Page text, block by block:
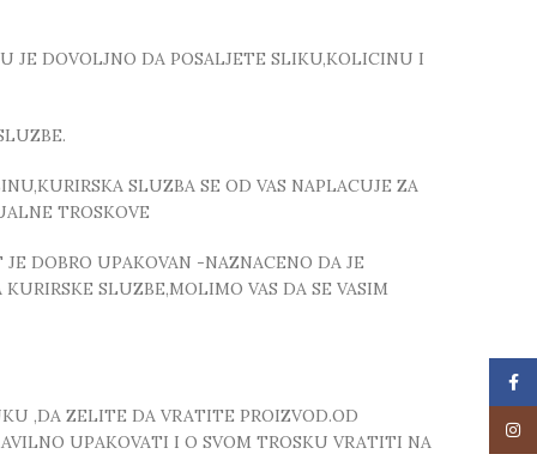
JE DOVOLJNO DA POSALJETE SLIKU,KOLICINU I
SLUZBA SE OD VAS NAPLACUJE ZA
TROSKOVE
DOBRO UPAKOVAN -NAZNACENO DA JE
SLUZBE,MOLIMO VAS DA SE VASIM
,DA ZELITE DA VRATITE PROIZVOD.OD
UPAKOVATI I O SVOM TROSKU VRATITI NA